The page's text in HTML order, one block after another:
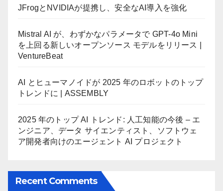
JFrogとNVIDIAが提携し、安全なAI導入を強化
Mistral AI が、わずかなパラメータで GPT-4o Mini
を上回る新しいオープンソース モデルをリリース |
VentureBeat
AI とヒューマノイドが 2025 年のロボットのトップ
トレンドに | ASSEMBLY
2025 年のトップ AI トレンド: 人工知能の今後 – エ
ンジニア、データ サイエンティスト、ソフトウェ
ア開発者向けのエージェント AI プロジェクト
Recent Comments